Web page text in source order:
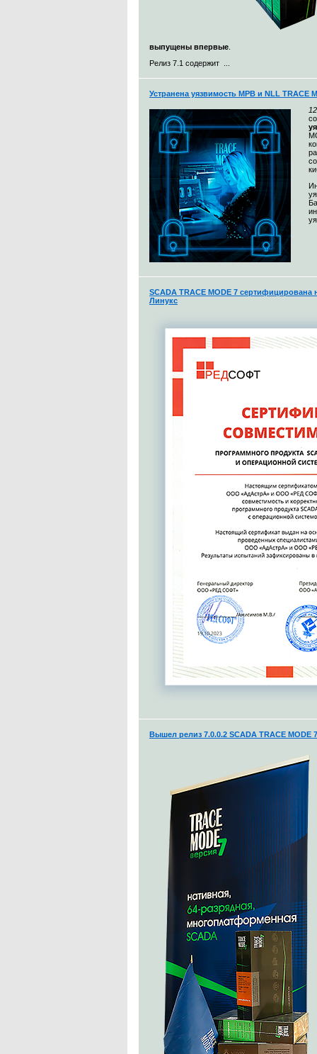
выпущены впервые
Релиз 7.1 содержит ...
Устранена уязвимость МРВ и NLL TRACE
SCADA TRACE MODE 7
Линукс
Вышел релиз 7.0.0.2 SCADA TRACE MODE 7